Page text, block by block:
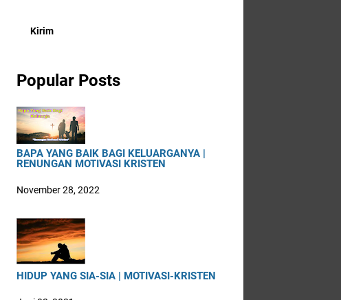
Popular Posts
BAPA YANG BAIK BAGI KELUARGANYA |
RENUNGAN MOTIVASI KRISTEN
November 28, 2022
HIDUP YANG SIA-SIA | MOTIVASI-KRISTEN